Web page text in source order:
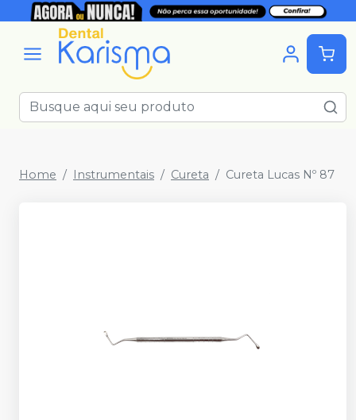
Home Instrumentais Cureta Cureta Lucas Nº 87